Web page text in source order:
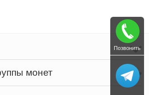
монет
Позвонить